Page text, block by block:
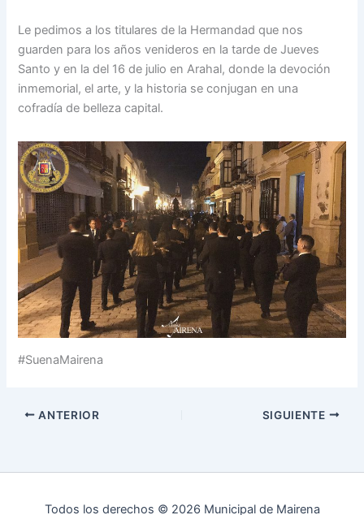
Le pedimos a los titulares de la Hermandad que nos
guarden para los años venideros en la tarde de Jueves
Santo y en la del 16 de julio en Arahal, donde la devoción
inmemorial, el arte, y la historia se conjugan en una
cofradía de belleza capital.
#SuenaMairena
ANTERIOR SIGUIENTE
Todos los derechos © 2026 Municipal de Mairena